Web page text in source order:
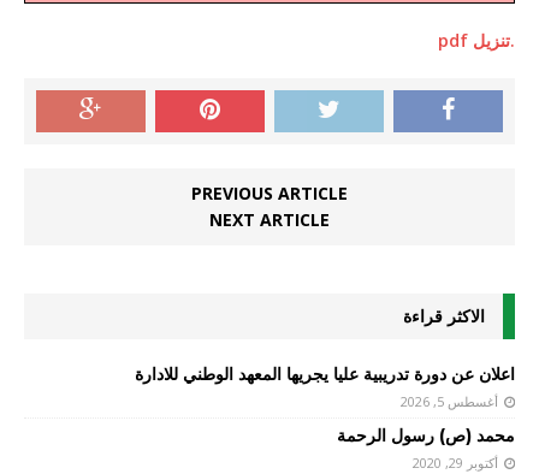
.تنزيل pdf
PREVIOUS ARTICLE
NEXT ARTICLE
الاكثر قراءة
اعلان عن دورة تدريبية عليا يجريها المعهد الوطني للادارة
أغسطس 5, 2026
محمد (ص) رسول الرحمة
أكتوبر 29, 2020